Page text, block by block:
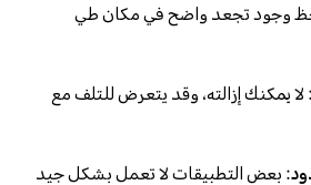
وجود تجعد واضح في مكان طي
: لا يمكنك إزالته، وقد يتعرض للتلف مع
: بعض التطبيقات لا تعمل بشكل جيد